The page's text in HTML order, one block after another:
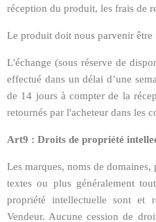
réception du produit, les frais de
Le produit doit nous parvenir
L'échange (sous réserve de
effectué dans un délai d’une
de 14 jours à compter de la
retournés par l'acheteur dans les
Art9 : Droits de propriété
Les marques, noms de
textes ou plus généralement
propriété intellectuelle sont et
Vendeur. Aucune cession de